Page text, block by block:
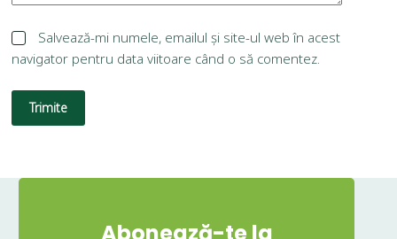
Salvează-mi numele, emailul și site-ul web în acest
navigator pentru data viitoare când o să comentez.
Trimite
Abonează-te la